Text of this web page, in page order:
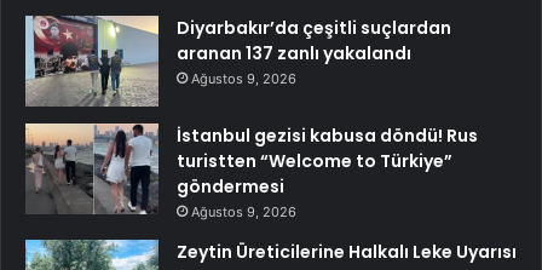
Diyarbakır’da çeşitli suçlardan
aranan 137 zanlı yakalandı
Ağustos 9, 2026
İstanbul gezisi kabusa döndü! Rus
turistten “Welcome to Türkiye”
göndermesi
Ağustos 9, 2026
Zeytin Üreticilerine Halkalı Leke Uyarısı